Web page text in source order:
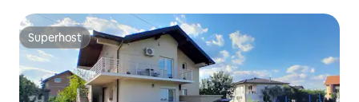
Superhost
Superhost